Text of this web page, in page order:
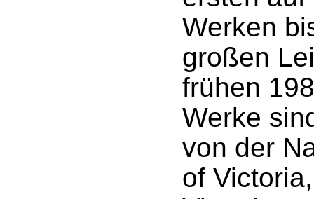
Werken
großen
frühen
Werke
von der
of